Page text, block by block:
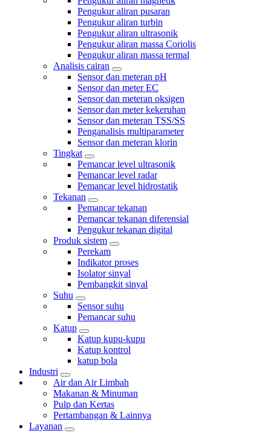
Pengukur aliran pusaran
Pengukur aliran turbin
Pengukur aliran ultrasonik
Pengukur aliran massa Coriolis
Pengukur aliran massa termal
Analisis cairan
Sensor dan meteran pH
Sensor dan meter EC
Sensor dan meteran oksigen
Sensor dan meter kekeruhan
Sensor dan meteran TSS/SS
Penganalisis multiparameter
Sensor dan meteran klorin
Tingkat
Pemancar level ultrasonik
Pemancar level radar
Pemancar level hidrostatik
Tekanan
Pemancar tekanan
Pemancar tekanan diferensial
Pengukur tekanan digital
Produk sistem
Perekam
Indikator proses
Isolator sinyal
Pembangkit sinyal
Suhu
Sensor suhu
Pemancar suhu
Katup
Katup kupu-kupu
Katup kontrol
katup bola
Industri
Air dan Air Limbah
Makanan & Minuman
Pulp dan Kertas
Pertambangan & Lainnya
Layanan